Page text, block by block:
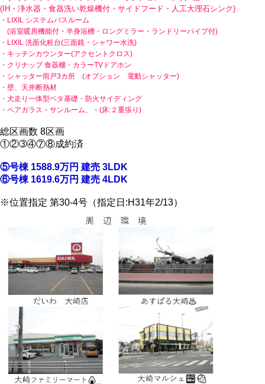
(IH・浄水器・食器洗い乾燥機付・サイドフード・人工大理石シンク)
・LIXIL システムバスルーム
(浴室暖房機能付・半身浴槽・ロングミラー・ランドリーパイプ付)
・LIXIL 洗面化粧台(三面鏡・シャワー水洗)
・キッチンカウンター(アクセントクロス)
・クリナップ 食器棚・カラーTVドアホン
・シャッター雨戸3カ所 (オプション 電動シャッター)
・壁、天井断熱材
・犬走り一体型ベタ基礎・防火サイディング
・ペアガラス・サンルーム、・(床:２重張り)
総区画数 8区画
①②➂④⑦⑧成約済
⑤号棟 1588.9万円 建売 3LDK
⑥号棟 1619.6万円 建売 4LDK
※位置指定 第30-4号（指定日:H31年2/13）